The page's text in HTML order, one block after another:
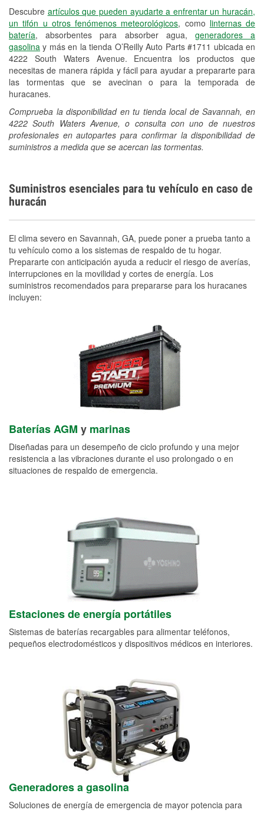
Descubre artículos que pueden ayudarte a enfrentar un huracán,
un tifón u otros fenómenos meteorológicos, como linternas de
batería, absorbentes para absorber agua, generadores a
gasolina y más en la tienda O’Reilly Auto Parts #1711 ubicada en
4222 South Waters Avenue. Encuentra los productos que
necesitas de manera rápida y fácil para ayudar a prepararte para
las tormentas que se avecinan o para la temporada de
huracanes.
Comprueba la disponibilidad en tu tienda local de Savannah, en
4222 South Waters Avenue, o consulta con uno de nuestros
profesionales en autopartes para confirmar la disponibilidad de
suministros a medida que se acercan las tormentas.
Suministros esenciales para tu vehículo en caso de
huracán
El clima severo en Savannah, GA, puede poner a prueba tanto a
tu vehículo como a los sistemas de respaldo de tu hogar.
Prepararte con anticipación ayuda a reducir el riesgo de averías,
interrupciones en la movilidad y cortes de energía. Los
suministros recomendados para prepararse para los huracanes
incluyen:
Baterías AGM y marinas
Diseñadas para un desempeño de ciclo profundo y una mejor
resistencia a las vibraciones durante el uso prolongado o en
situaciones de respaldo de emergencia.
Estaciones de energía portátiles
Sistemas de baterías recargables para alimentar teléfonos,
pequeños electrodomésticos y dispositivos médicos en interiores.
Generadores a gasolina
Soluciones de energía de emergencia de mayor potencia para